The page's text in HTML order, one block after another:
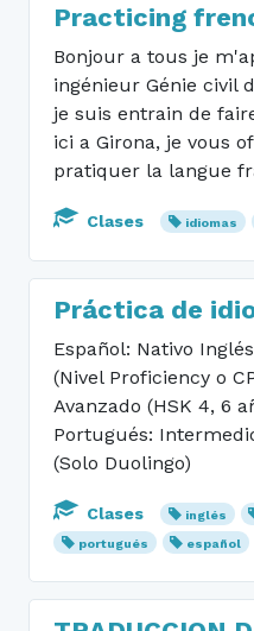
Practicing
Bonjour a tous je
ingénieur Génie civil
je suis entrain de
ici a Girona, je vous
pratiquer la langue
Clases idiomas
Práctica de
Español: Nativo
(Nivel Proficiency o
Avanzado (HSK 4, 6
Portugués:
(Solo Duolingo)
Clases inglés
portugués
español